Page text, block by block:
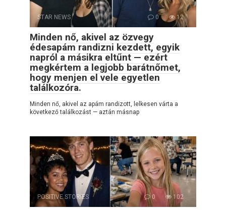
STAR NEWS 0 12
Minden nő, akivel az özvegy
édesapám randizni kezdett, egyik
napról a másikra eltűnt — ezért
megkértem a legjobb barátnőmet,
hogy menjen el vele egyetlen
találkozóra.
Minden nő, akivel az apám randizott, lelkesen várta a
következő találkozást — aztán másnap
POSITIVE STORIES 0 102